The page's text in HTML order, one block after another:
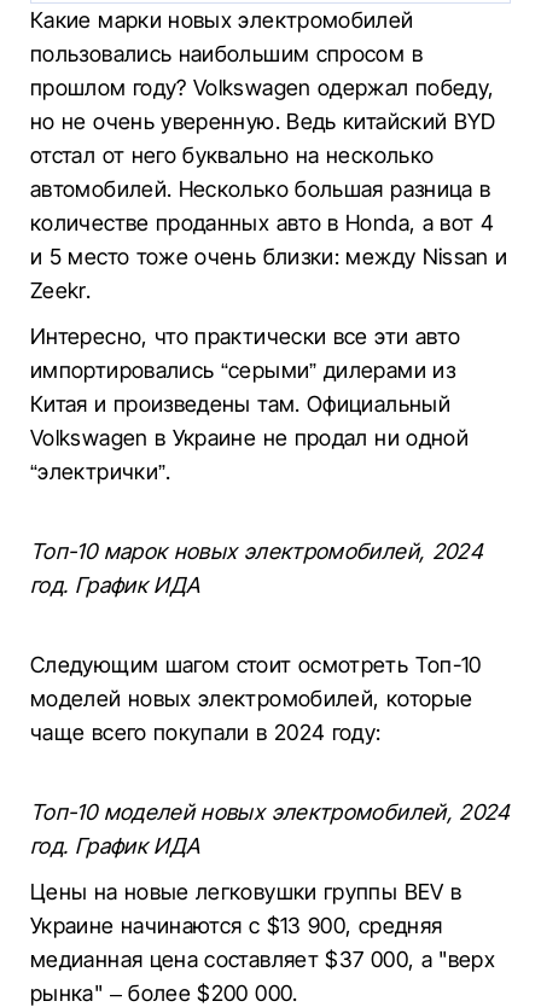
Какие марки новых электромобилей
пользовались наибольшим спросом в
прошлом году? Volkswagen одержал победу,
но не очень уверенную. Ведь китайский BYD
отстал от него буквально на несколько
автомобилей. Несколько большая разница в
количестве проданных авто в Honda, а вот 4
и 5 место тоже очень близки: между Nissan и
Zeekr.
Интересно, что практически все эти авто
импортировались “серыми” дилерами из
Китая и произведены там. Официальный
Volkswagen в Украине не продал ни одной
“электрички”.
Топ-10 марок новых электромобилей, 2024
год. График ИДА
Следующим шагом стоит осмотреть Топ-10
моделей новых электромобилей, которые
чаще всего покупали в 2024 году:
Топ-10 моделей новых электромобилей, 2024
год. График ИДА
Цены на новые легковушки группы BEV в
Украине начинаются с $13 900, средняя
медианная цена составляет $37 000, а "верх
рынка" – более $200 000.